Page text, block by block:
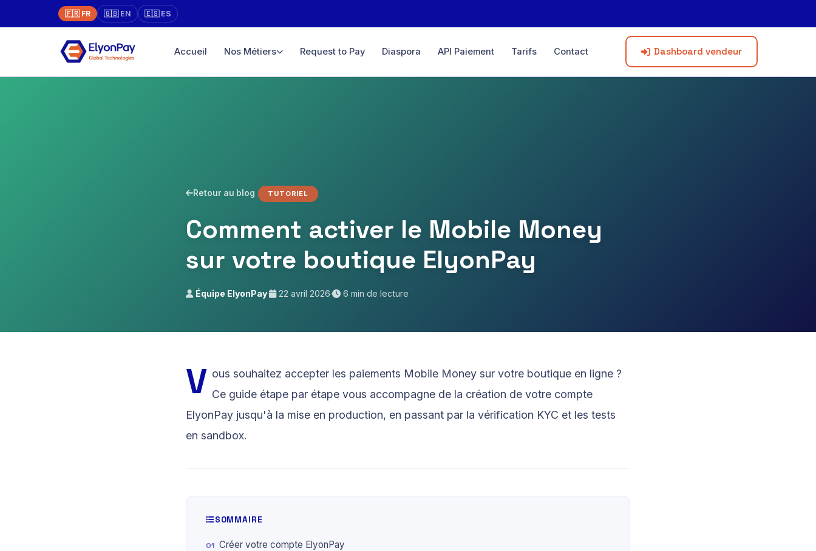
🇫🇷 FR 🇬🇧 EN 🇪🇸 ES
Accueil Nos Métiers
Physique → en ligne &
face à face
Diaspora
Payez directement,
Cameroun
Request to Pay Diaspora API Paiement Tarifs Contact Dashboard vendeur
Retour au blog TUTORIEL
Comment activer le Mobile Money
sur votre boutique ElyonPay
Équipe ElyonPay· 22 avril 2026· 6 min de lecture
V ous souhaitez accepter les paiements Mobile Money sur votre boutique en ligne ?
Ce guide étape par étape vous accompagne de la création de votre compte
ElyonPay jusqu'à la mise en production, en passant par la vérification KYC et les tests
en sandbox.
SOMMAIRE
Créer votre compte ElyonPay